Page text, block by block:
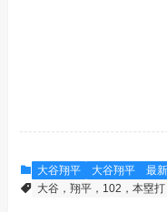
大谷翔平
大谷翔平 最新
大谷，翔平，102，本塁